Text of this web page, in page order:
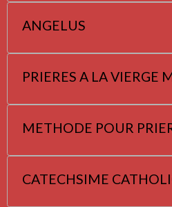
ANGELUS
PRIERES A LA VIERGE
METHODE POUR
CATECHSIME